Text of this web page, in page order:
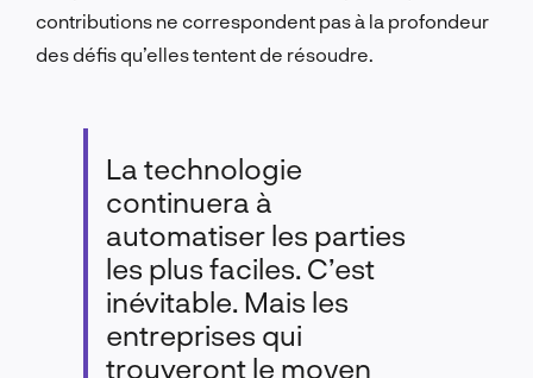
contributions ne correspondent pas à la profondeur
des défis qu’elles tentent de résoudre.
La technologie
continuera à
automatiser les parties
les plus faciles. C’est
inévitable. Mais les
entreprises qui
trouveront le moyen